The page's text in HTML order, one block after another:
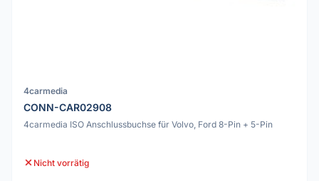
4carmedia
CONN-CAR02908
4carmedia ISO Anschlussbuchse für Volvo, Ford 8-Pin + 5-Pin
Nicht vorrätig